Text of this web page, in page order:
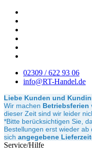
02309 / 622 93 06
info@RT-Handel.de
Liebe Kunden und
Wir machen Betriebsferien
dieser Zeit sind wir leider
*Bitte berücksichtigen Sie,
Bestellungen erst wieder ab
sich angegebene
Service/Hilfe